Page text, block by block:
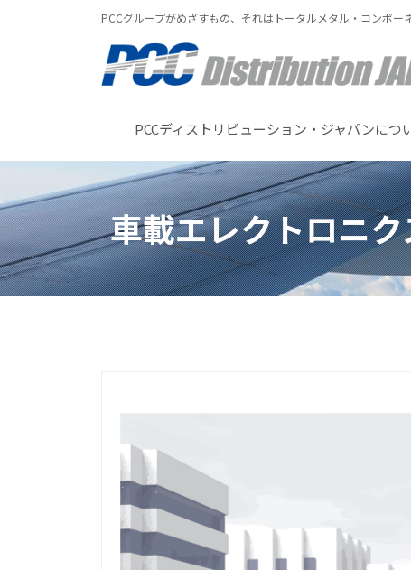
PCCグループがめざすもの、それはトータルメタル・コンポー
PCCディストリビューション・ジャパンにつ
車載エレクトロニ